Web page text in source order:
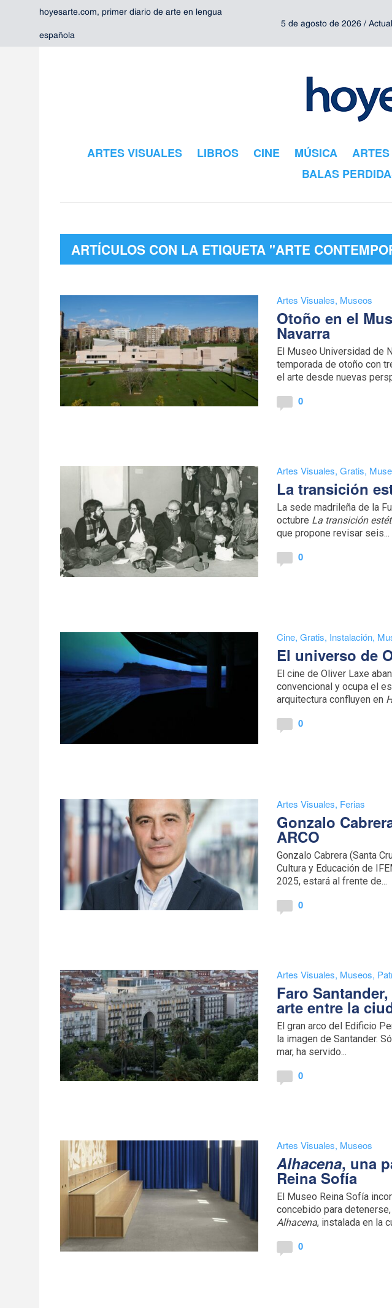
hoyesarte.com, primer diario de arte en lengua
española
5 de agosto de 2026 /
ARTES VISUALES LIBROS CINE MÚSICA
BALAS
ARTÍCULOS CON LA ETIQUETA "ARTE
Artes Visuales, Museos
Otoño en el
Navarra
El Museo Universidad de
temporada de otoño con
el arte desde nuevas
0
Artes Visuales,Gratis,
La transición
La sede madrileña de la
octubre La transición
que propone revisar seis...
0
Cine,Gratis, Instalación,
El universo de
El cine de Oliver Laxe
convencional y ocupa el
arquitectura confluyen en
0
Artes Visuales, Ferias
Gonzalo
ARCO
Gonzalo Cabrera (Santa
Cultura y Educación de
2025, estará al frente de...
0
Artes Visuales, Museos,
Faro
arte entre la
El gran arco del Edificio
la imagen de Santander.
mar, ha servido...
0
Artes Visuales, Museos
Alhacena, una
Reina Sofía
El Museo Reina Sofía
concebido para
Alhacena, instalada en la
0